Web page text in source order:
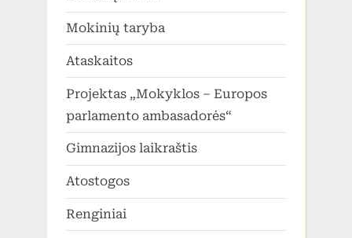
Mokinių taryba
Ataskaitos
Projektas „Mokyklos – Europos
parlamento ambasadorės“
Gimnazijos laikraštis
Atostogos
Renginiai